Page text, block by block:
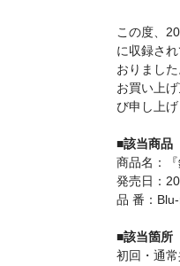
この度、
に収録さ
おりまし
お買い上
び申し上
■該当商品
商品名：
発売日：
品 番：
■該当箇所
初回・通